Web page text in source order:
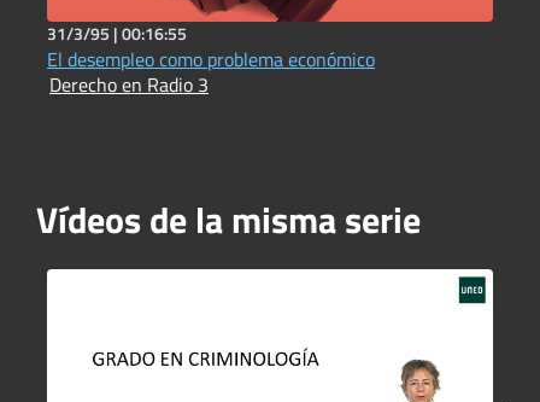
31/3/95 |00:16:55
El desempleo como problema económico
Derecho en Radio 3
Vídeos de la misma serie